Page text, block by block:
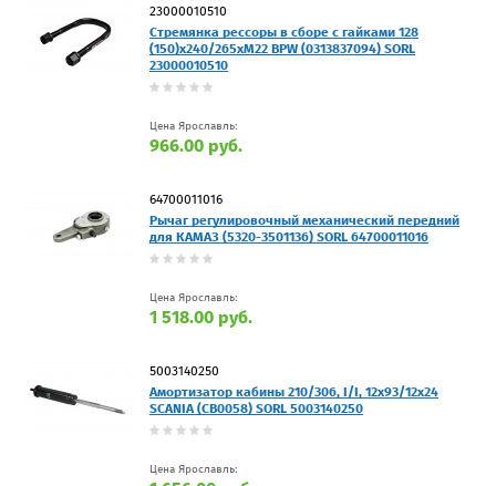
23000010510
Стремянка рессоры в сборе с гайками 128
(150)х240/265хМ22 BPW (0313837094) SORL
23000010510
Цена Ярославль:
966.00 руб.
64700011016
Рычаг регулировочный механический передний
для КАМАЗ (5320-3501136) SORL 64700011016
Цена Ярославль:
1 518.00 руб.
5003140250
Амортизатор кабины 210/306, I/I, 12x93/12x24
SCANIA (CB0058) SORL 5003140250
Цена Ярославль: